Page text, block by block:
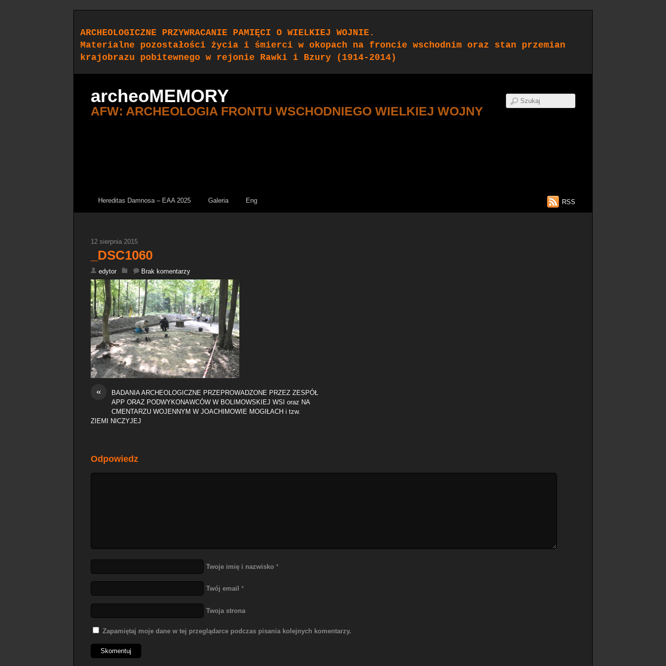
ARCHEOLOGICZNE PRZYWRACANIE PAMIĘCI O WIELKIEJ WOJNIE.
Materialne pozostałości życia i śmierci w okopach na froncie wschodnim oraz stan przemian
krajobrazu pobitewnego w rejonie Rawki i Bzury (1914-2014)
archeoMEMORY
AFW: ARCHEOLOGIA FRONTU WSCHODNIEGO WIELKIEJ WOJNY
Hereditas Damnosa – EAA 2025 Galeria Eng RSS
12 sierpnia 2015
_DSC1060
edytor Brak komentarzy
«
BADANIA ARCHEOLOGICZNE PRZEPROWADZONE PRZEZ ZESPÓŁ
APP ORAZ PODWYKONAWCÓW W BOLIMOWSKIEJ WSI oraz NA
CMENTARZU WOJENNYM W JOACHIMOWIE MOGIŁACH i tzw.
ZIEMI NICZYJEJ
Odpowiedz
Twoje imię i nazwisko *
Twój email *
Twoja strona
Zapamiętaj moje dane w tej przeglądarce podczas pisania kolejnych komentarzy.